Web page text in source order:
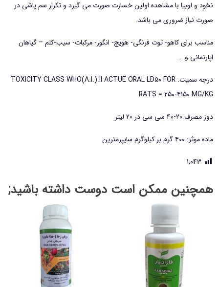
نخود و لوبیا با مشاهده اولین خسارت صورت می گیرد و تکرار سم پاشی در
صورت نیاز ضروری می باشد.
مناسب برای کاهو- توت فرنگی- هویج- انگور- مرکبات- سیب-کلم – گیاهان
اپارنمانی و …
درجه سمیت: TOXICITY CLASS WHO(A.I.):II ACTUE ORAL LD۵۰ FOR
RATS = ۲۵۰-۴۱۵۰ MG/KG
دوز مصرف ۲۰-۴۰ سی سی در ۲۰ لیتر
ماده موثر: ۴۰۰ گرم بر کیلوگرم سایپرمترین
1,043
همچنین ممکن است دوست داشته باشید;